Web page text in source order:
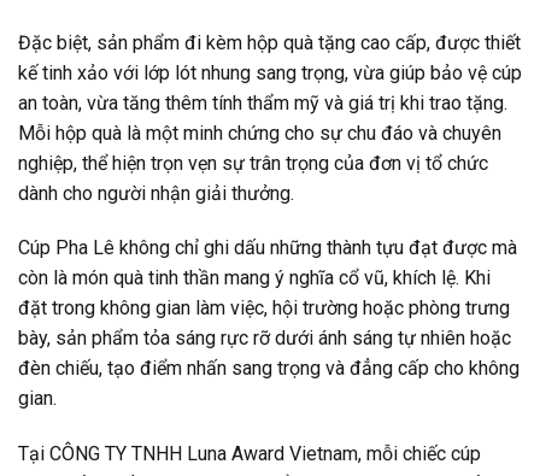
Đặc biệt, sản phẩm đi kèm hộp quà tặng cao cấp, được thiết
kế tinh xảo với lớp lót nhung sang trọng, vừa giúp bảo vệ cúp
an toàn, vừa tăng thêm tính thẩm mỹ và giá trị khi trao tặng.
Mỗi hộp quà là một minh chứng cho sự chu đáo và chuyên
nghiệp, thể hiện trọn vẹn sự trân trọng của đơn vị tổ chức
dành cho người nhận giải thưởng.
Cúp Pha Lê không chỉ ghi dấu những thành tựu đạt được mà
còn là món quà tinh thần mang ý nghĩa cổ vũ, khích lệ. Khi
đặt trong không gian làm việc, hội trường hoặc phòng trưng
bày, sản phẩm tỏa sáng rực rỡ dưới ánh sáng tự nhiên hoặc
đèn chiếu, tạo điểm nhấn sang trọng và đẳng cấp cho không
gian.
Tại CÔNG TY TNHH Luna Award Vietnam, mỗi chiếc cúp